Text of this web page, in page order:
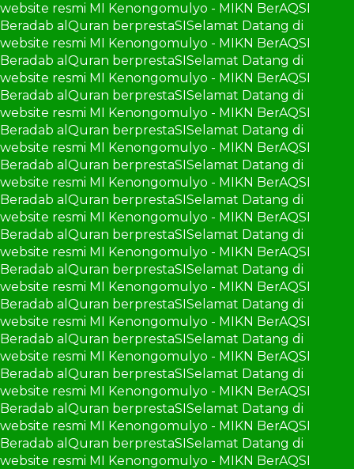
website resmi MI Kenongomulyo - MIKN BerAQSI
Beradab alQuran berprestaSISelamat Datang di
website resmi MI Kenongomulyo - MIKN BerAQSI
Beradab alQuran berprestaSISelamat Datang di
website resmi MI Kenongomulyo - MIKN BerAQSI
Beradab alQuran berprestaSISelamat Datang di
website resmi MI Kenongomulyo - MIKN BerAQSI
Beradab alQuran berprestaSISelamat Datang di
website resmi MI Kenongomulyo - MIKN BerAQSI
Beradab alQuran berprestaSISelamat Datang di
website resmi MI Kenongomulyo - MIKN BerAQSI
Beradab alQuran berprestaSISelamat Datang di
website resmi MI Kenongomulyo - MIKN BerAQSI
Beradab alQuran berprestaSISelamat Datang di
website resmi MI Kenongomulyo - MIKN BerAQSI
Beradab alQuran berprestaSISelamat Datang di
website resmi MI Kenongomulyo - MIKN BerAQSI
Beradab alQuran berprestaSISelamat Datang di
website resmi MI Kenongomulyo - MIKN BerAQSI
Beradab alQuran berprestaSISelamat Datang di
website resmi MI Kenongomulyo - MIKN BerAQSI
Beradab alQuran berprestaSISelamat Datang di
website resmi MI Kenongomulyo - MIKN BerAQSI
Beradab alQuran berprestaSISelamat Datang di
website resmi MI Kenongomulyo - MIKN BerAQSI
Beradab alQuran berprestaSISelamat Datang di
website resmi MI Kenongomulyo - MIKN BerAQSI